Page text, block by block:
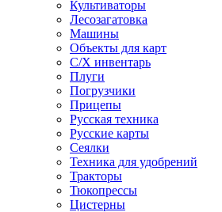
Культиваторы
Лесозагатовка
Машины
Объекты для карт
С/Х инвентарь
Плуги
Погрузчики
Прицепы
Русская техника
Русские карты
Сеялки
Техника для удобрений
Тракторы
Тюкопрессы
Цистерны